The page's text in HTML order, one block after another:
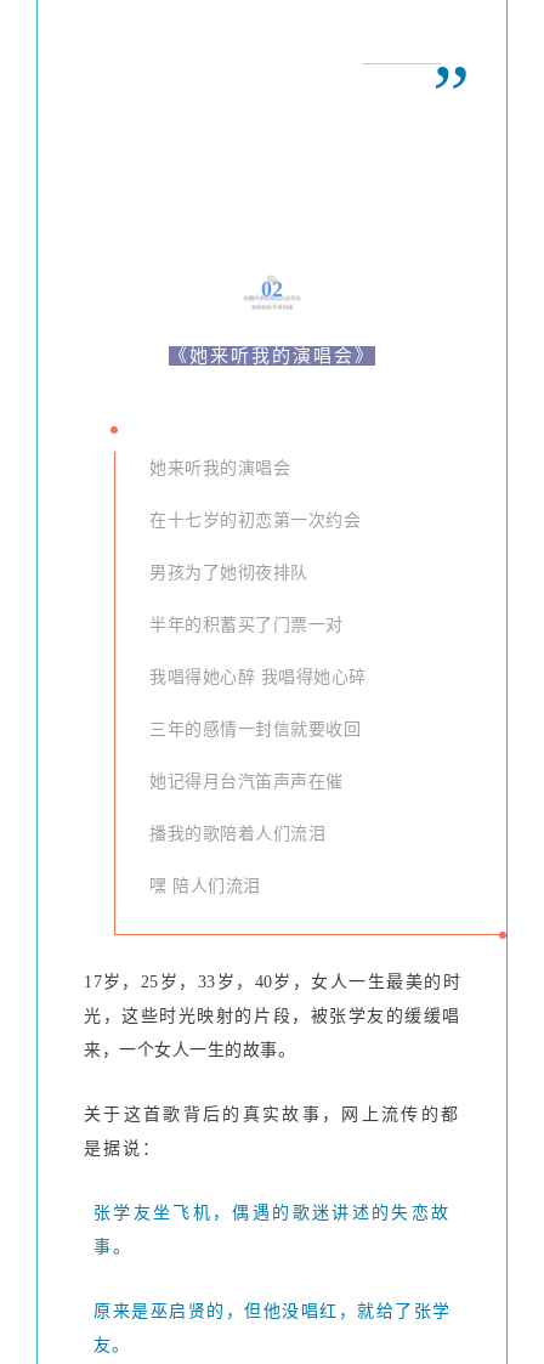
”
02
《她来听我的演唱会》
她来听我的演唱会
在十七岁的初恋第一次约会
男孩为了她彻夜排队
半年的积蓄买了门票一对
我唱得她心醉 我唱得她心碎
三年的感情一封信就要收回
她记得月台汽笛声声在催
播我的歌陪着人们流泪
嘿 陪人们流泪
17岁，25岁，33岁，40岁，女人一生最美的时
光，这些时光映射的片段，被张学友的缓缓唱
来，一个女人一生的故事。
关于这首歌背后的真实故事，网上流传的都
是据说：
张学友坐
飞机，偶遇的歌迷讲述的失恋故
事。
原来是巫启贤的，但他没唱红，就给了张学
友。